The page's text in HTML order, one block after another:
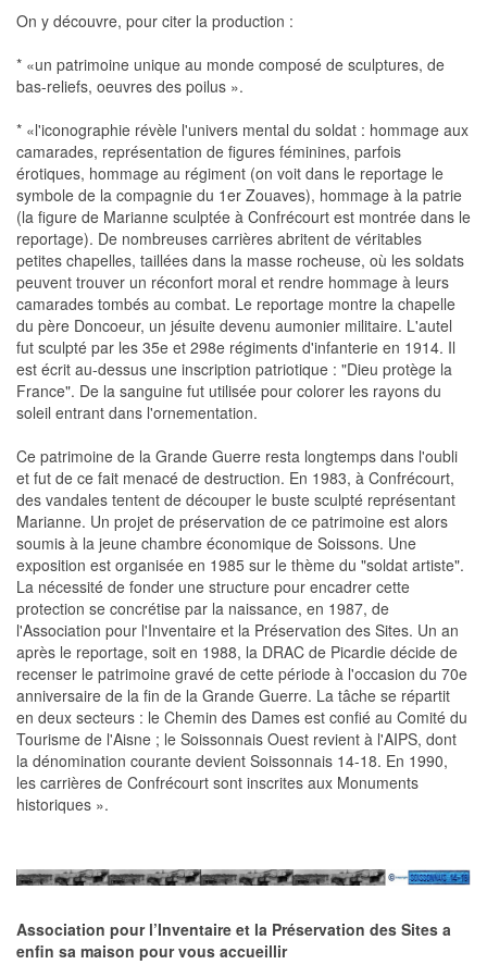
On y découvre, pour citer la production :
* «un patrimoine unique au monde composé de sculptures, de
bas-reliefs, oeuvres des poilus ».
* «l'iconographie révèle l'univers mental du soldat : hommage aux
camarades, représentation de figures féminines, parfois
érotiques, hommage au régiment (on voit dans le reportage le
symbole de la compagnie du 1er Zouaves), hommage à la patrie
(la figure de Marianne sculptée à Confrécourt est montrée dans le
reportage). De nombreuses carrières abritent de véritables
petites chapelles, taillées dans la masse rocheuse, où les soldats
peuvent trouver un réconfort moral et rendre hommage à leurs
camarades tombés au combat. Le reportage montre la chapelle
du père Doncoeur, un jésuite devenu aumonier militaire. L'autel
fut sculpté par les 35e et 298e régiments d'infanterie en 1914. Il
est écrit au-dessus une inscription patriotique : "Dieu protège la
France". De la sanguine fut utilisée pour colorer les rayons du
soleil entrant dans l'ornementation.
Ce patrimoine de la Grande Guerre resta longtemps dans l'oubli
et fut de ce fait menacé de destruction. En 1983, à Confrécourt,
des vandales tentent de découper le buste sculpté représentant
Marianne. Un projet de préservation de ce patrimoine est alors
soumis à la jeune chambre économique de Soissons. Une
exposition est organisée en 1985 sur le thème du "soldat artiste".
La nécessité de fonder une structure pour encadrer cette
protection se concrétise par la naissance, en 1987, de
l'Association pour l'Inventaire et la Préservation des Sites. Un an
après le reportage, soit en 1988, la DRAC de Picardie décide de
recenser le patrimoine gravé de cette période à l'occasion du 70e
anniversaire de la fin de la Grande Guerre. La tâche se répartit
en deux secteurs : le Chemin des Dames est confié au Comité du
Tourisme de l'Aisne ; le Soissonnais Ouest revient à l'AIPS, dont
la dénomination courante devient Soissonnais 14-18. En 1990,
les carrières de Confrécourt sont inscrites aux Monuments
historiques ».
Association pour l’Inventaire et la Préservation des Sites a
enfin sa maison pour vous accueillir